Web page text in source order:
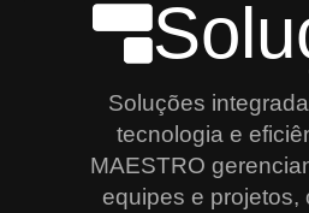
Soluções
tecnologia e
MAESTRO
equipes e projetos,